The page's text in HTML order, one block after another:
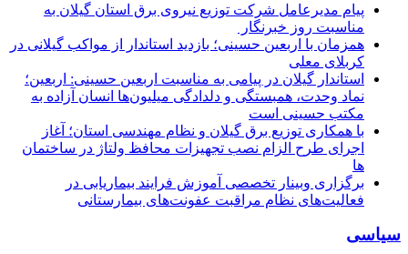
پیام مدیرعامل شركت توزیع نیروی برق استان گیلان به
مناسبت روز خبرنگار ‌
همزمان با اربعین حسینی؛ بازدید استاندار از مواکب گیلانی در
کربلای معلی
استاندار گیلان در پیامی به مناسبت اربعین حسینی: اربعین؛
نماد وحدت، همبستگی و دلدادگی میلیون‌ها انسان آزاده به
مکتب حسینی است
با همکاری توزیع برق گیلان و نظام مهندسی استان؛ آغاز
اجرای طرح الزام نصب تجهیزات محافظ ولتاژ در ساختمان
ها
برگزاری وبینار تخصصی آموزش فرایند بیماریابی در
فعالیت‌های نظام مراقبت عفونت‌های بیمارستانی
سیاسی